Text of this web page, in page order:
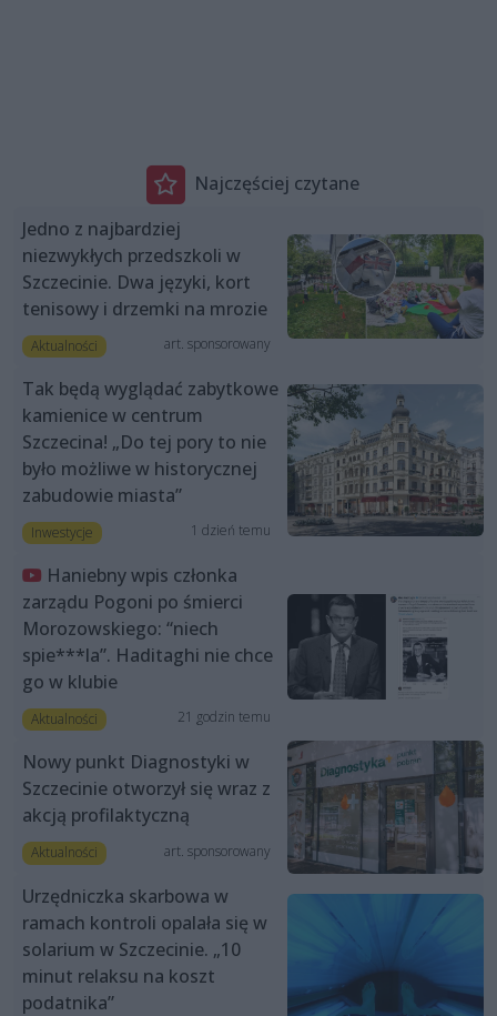
Najczęściej czytane
Jedno z najbardziej
niezwykłych przedszkoli w
Szczecinie. Dwa języki, kort
tenisowy i drzemki na mrozie
Aktualności art. sponsorowany
Tak będą wyglądać zabytkowe
kamienice w centrum
Szczecina! „Do tej pory to nie
było możliwe w historycznej
zabudowie miasta”
Inwestycje 1 dzień temu
Haniebny wpis członka
zarządu Pogoni po śmierci
Morozowskiego: “niech
spie***la”. Haditaghi nie chce
go w klubie
Aktualności 21 godzin temu
Nowy punkt Diagnostyki w
Szczecinie otworzył się wraz z
akcją profilaktyczną
Aktualności art. sponsorowany
Urzędniczka skarbowa w
ramach kontroli opalała się w
solarium w Szczecinie. „10
minut relaksu na koszt
podatnika”